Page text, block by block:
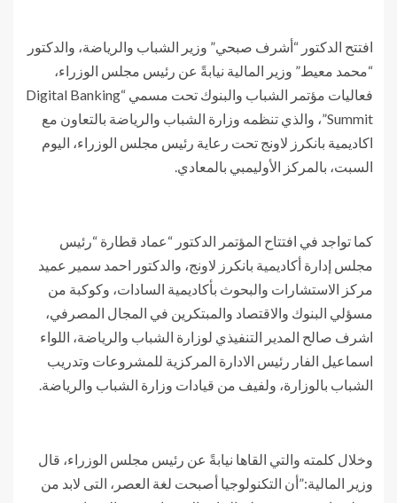
افتتح الدكتور “أشرف صبحي” وزير الشباب والرياضة، والدكتور
“محمد معيط” وزير المالية نيابةً عن رئيس مجلس الوزراء،
فعاليات مؤتمر الشباب والبنوك تحت مسمي “Digital Banking
Summit”، والذي تنظمه وزارة الشباب والرياضة بالتعاون مع
اكاديمية بانكرز لاونج تحت رعاية رئيس مجلس الوزراء، اليوم
السبت، بالمركز الأوليمبي بالمعادي.
كما تواجد في افتتاح المؤتمر الدكتور “عماد قطارة “رئيس
مجلس إدارة أكاديمية بانكرز لاونج، والدكتور احمد سمير عميد
مركز الاستشارات والبحوث بأكاديمية السادات، وكوكبة من
مسؤلي البنوك والاقتصاد والمبتكرين في المجال المصرفي،
اشرف صالح المدير التنفيذي لوزارة الشباب والرياضة، اللواء
اسماعيل الفار رئيس الادارة المركزية للمشروعات وتدريب
الشباب بالوزارة، ولفيف من قيادات وزارة الشباب والرياضة.
وخلال كلمته والتي القاها نيابةً عن رئيس مجلس الوزراء، قال
وزير المالية:”أن التكنولوجيا أصبحت لغة العصر، التى لابد من